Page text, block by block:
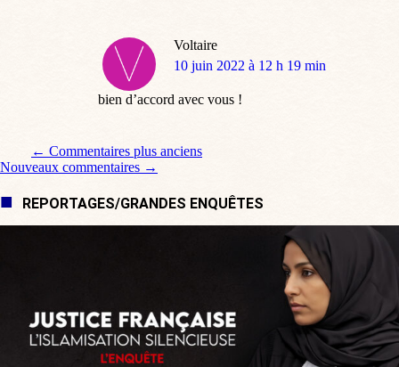
Voltaire
dit
10 juin 2022 à 12 h 19 min
bien d’accord avec vous !
Navigation de commentaire
← Commentaires plus anciens
Nouveaux commentaires →
REPORTAGES/GRANDES ENQUÊTES